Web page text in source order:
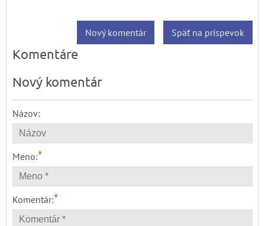
Späť na príspevok
Nový komentár
Komentáre
Nový komentár
Názov:
Meno:*
Komentár:*